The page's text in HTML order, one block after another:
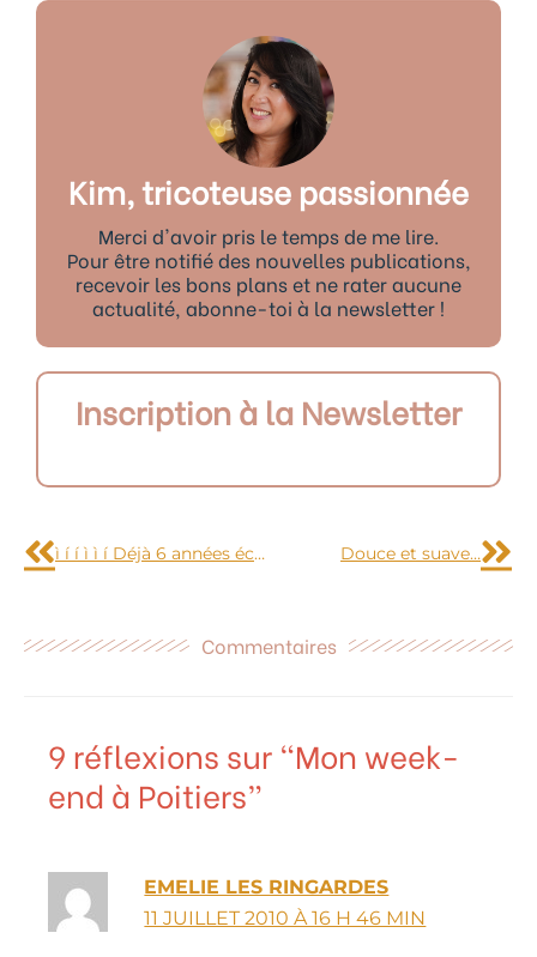
Kim, tricoteuse passionnée
Merci d'avoir pris le temps de me lire.
Pour être notifié des nouvelles publications,
recevoir les bons plans et ne rater aucune
actualité, abonne-toi à la newsletter !
Inscription à la Newsletter
ì í í ì ì í Déjà 6 années écoulées… Douce et suave…
Commentaires
9 réflexions sur “Mon week-
end à Poitiers”
EMELIE LES RINGARDES
11 JUILLET 2010 À 16 H 46 MIN